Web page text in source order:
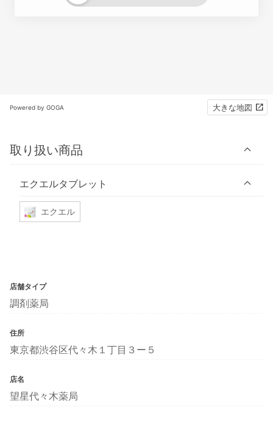
Powered by GOGA 大きな地図
取り扱い商品
エクエルタブレット
エクエル
店舗タイプ
調剤薬局
住所
東京都渋谷区代々木１丁目３ー５
店名
望星代々木薬局